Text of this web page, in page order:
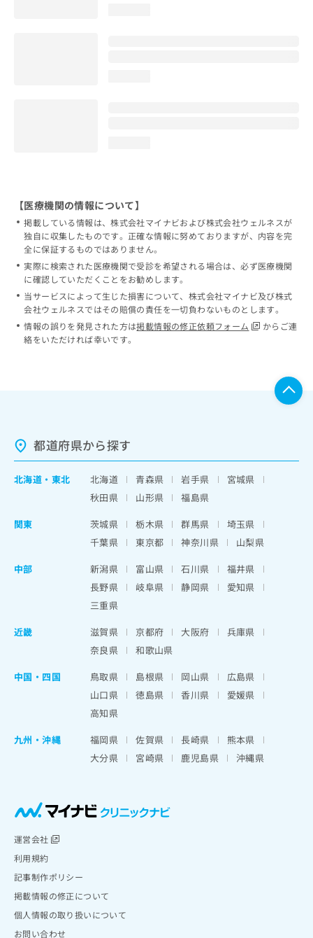
【医療機関の情報について】
掲載している情報は、株式会社マイナビおよび株式会社ウェルネスが
独自に収集したものです。正確な情報に努めておりますが、内容を完
全に保証するものではありません。
実際に検索された医療機関で受診を希望される場合は、必ず医療機関
に確認していただくことをお勧めします。
当サービスによって生じた損害について、株式会社マイナビ及び株式
会社ウェルネスではその賠償の責任を一切負わないものとします。
情報の誤りを発見された方は掲載情報の修正依頼フォーム
からご連
絡をいただければ幸いです。
都道府県から探す
北海道 ・ 東北 北海道 青森県 岩手県
宮城県
秋田県
山形県
福島県
関東
茨城県 栃木県 群馬県
埼玉県
千葉県
東京都 神奈川県
山梨県
中部
新潟県 富山県 石川県
福井県
長野県
岐阜県 静岡県
愛知県
三重県
近畿
滋賀県 京都府 大阪府
兵庫県
奈良県
和歌山県
中国・四国
鳥取県 島根県 岡山県
広島県
山口県
徳島県 香川県
愛媛県
高知県
九州・沖縄
福岡県 佐賀県 長崎県
熊本県
大分県
宮崎県 鹿児島県 沖縄県
運営会社
利用規約
記事制作ポリシー
掲載情報の修正について
個人情報の取り扱いについて
お問い合わせ